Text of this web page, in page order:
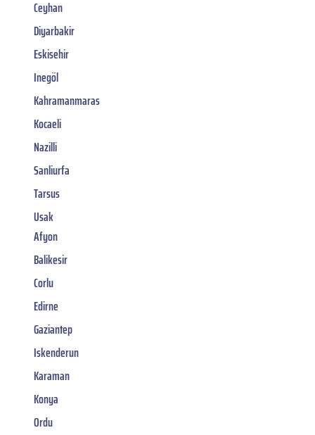
Ceyhan
Diyarbakir
Eskisehir
Inegöl
Kahramanmaras
Kocaeli
Nazilli
Sanliurfa
Tarsus
Usak
Afyon
Balikesir
Corlu
Edirne
Gaziantep
Iskenderun
Karaman
Konya
Ordu